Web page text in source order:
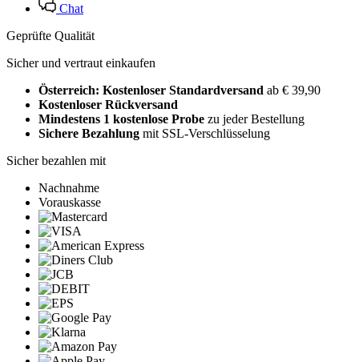
Chat
Geprüfte Qualität
Sicher und vertraut einkaufen
Österreich: Kostenloser Standardversand ab € 39,90
Kostenloser Rückversand
Mindestens 1 kostenlose Probe zu jeder Bestellung
Sichere Bezahlung mit SSL-Verschlüsselung
Sicher bezahlen mit
Nachnahme
Vorauskasse